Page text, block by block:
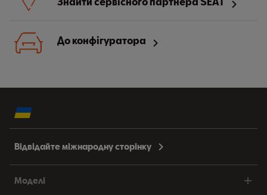
До конфігуратора
Відвідайте міжнародну сторінку
Моделі